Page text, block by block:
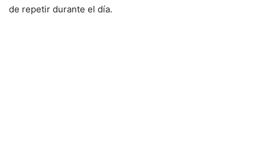
de repetir durante el día.